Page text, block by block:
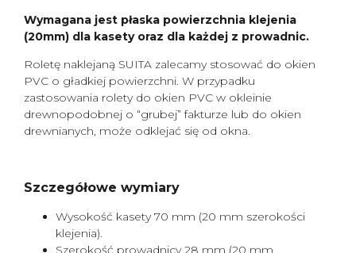
Wymagana jest płaska powierzchnia klejenia
(20mm) dla kasety oraz dla każdej z prowadnic.
Roletę naklejaną SUITA zalecamy stosować do okien
PVC o gładkiej powierzchni. W przypadku
zastosowania rolety do okien PVC w okleinie
drewnopodobnej o “grubej” fakturze lub do okien
drewnianych, może odklejać się od okna.
Szczegółowe wymiary
Wysokość kasety 70 mm (20 mm szerokości
klejenia).
Szerokość prowadnicy 28 mm (20 mm